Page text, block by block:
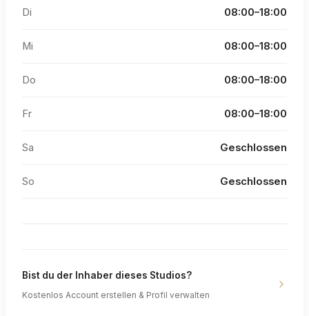
Di 08:00–18:00
Mi 08:00–18:00
Do 08:00–18:00
Fr 08:00–18:00
Sa Geschlossen
So Geschlossen
Bist du der Inhaber dieses Studios?
Kostenlos Account erstellen & Profil verwalten